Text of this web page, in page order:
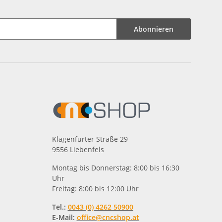
Abonnieren
Klagenfurter Straße 29
9556 Liebenfels
Montag bis Donnerstag: 8:00 bis 16:30
Uhr
Freitag: 8:00 bis 12:00 Uhr
Tel.: 0043 (0) 4262 50900
E-Mail: office@cncshop.at